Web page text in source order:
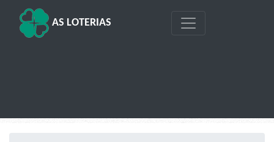
AS LOTERIAS